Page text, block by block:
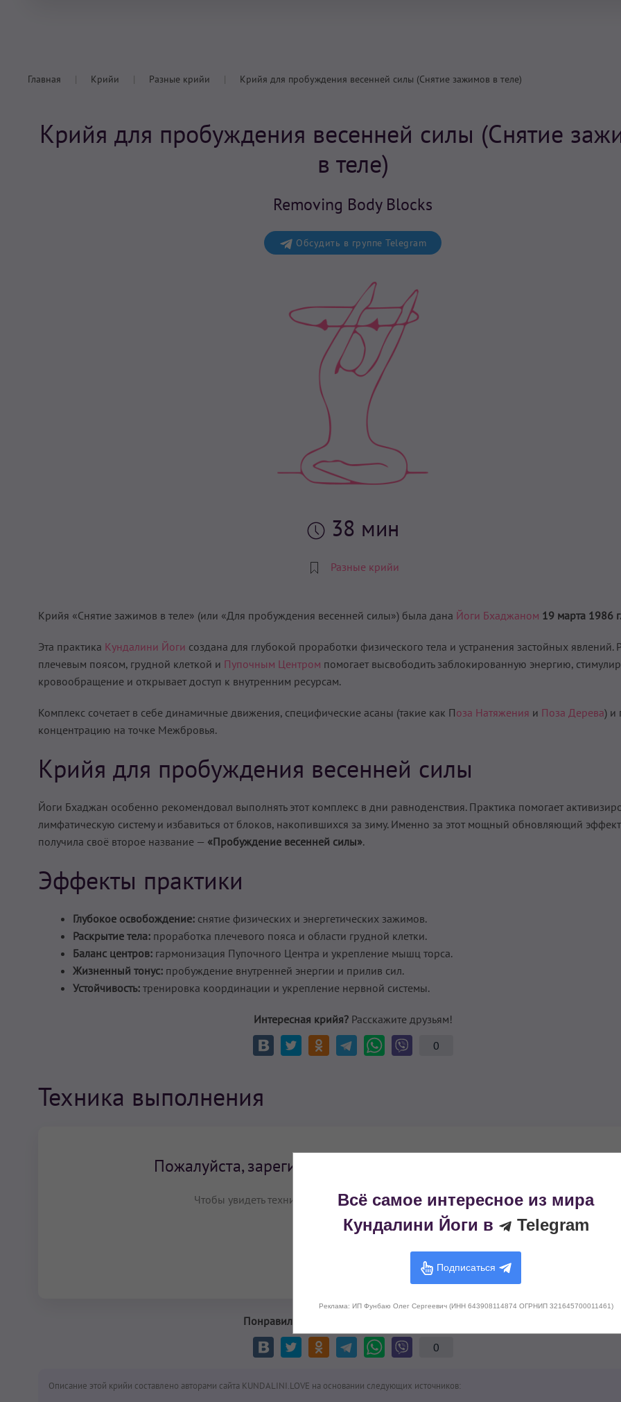
Главная Крийи Разные крийи Крийя для пробуждения весенней силы (Снятие зажимов в теле)
Крийя для пробуждения весенней силы (Снятие
в теле)
Removing Body Blocks
Обсудить в группе Telegram
38 мин
Разные крийи
Крийя «Снятие зажимов в теле» (или «Для пробуждения весенней силы») была дана Йоги Бхаджаном 19 марта 1986 г.
Эта практика Кундалини Йоги создана для глубокой проработки физического тела и устранения застойных явлений.
плечевым поясом, грудной клеткой и Пупочным Центром помогает высвободить заблокированную энергию,
кровообращение и открывает доступ к внутренним ресурсам.
Комплекс сочетает в себе динамичные движения, специфические асаны (такие как Поза Натяжения и Поза Дерева) и
концентрацию на точке Межбровья.
Крийя для пробуждения весенней силы
Йоги Бхаджан особенно рекомендовал выполнять этот комплекс в дни равноденствия. Практика помогает
лимфатическую систему и избавиться от блоков, накопившихся за зиму. Именно за этот мощный обновляющий
получила своё второе название — «Пробуждение весенней силы».
Эффекты практики
Глубокое освобождение: снятие физических и энергетических зажимов.
Раскрытие тела: проработка плечевого пояса и области грудной клетки.
Баланс центров: гармонизация Пупочного Центра и укрепление мышц торса.
Жизненный тонус: пробуждение внутренней энергии и прилив сил.
Устойчивость: тренировка координации и укрепление нервной системы.
Интересная крийя?Расскажите друзьям!
0
Техника выполнения
Пожалуйста, зарегистрируйтесь или войдите в систему
Чтобы увидеть технику выполнения крийи, нажмите на кнопку 👇
Понравилась крийя?
0
Описание этой крийи составлено авторами сайта KUNDALINI.LOVE на основании следующих источников:
Всё самое интересное из мира
Кундалини Йоги в
Telegram
Подписаться
Реклама: ИП Фунбаю Олег Сергеевич (ИНН 643908114874 ОГРНИП 321645700011461)